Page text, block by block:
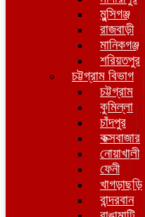
মুন্সিগঞ্জ
রাজবাড়ী
মানিকগঞ্জ
শরিয়তপুর
চট্টগ্রাম বিভাগ
চট্টগ্রাম
কুমিল্লা
চাঁদপুর
কক্সবাজার
নোয়াখালী
ফেনী
খাগড়াছড়ি
বান্দরবান